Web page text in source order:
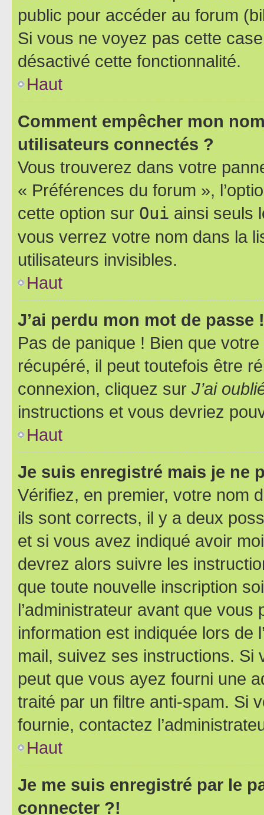
public pour accéder au forum
Si vous ne voyez pas cette
désactivé cette fonctionnalité.
Haut
Comment empêcher mon
utilisateurs connectés ?
Vous trouverez dans votre
« Préférences du forum »,
cette option sur Oui ainsi seuls
vous verrez votre nom dans la
utilisateurs invisibles.
Haut
J’ai perdu mon mot de passe !
Pas de panique ! Bien que
récupéré, il peut toutefois être
connexion, cliquez sur J’ai
instructions et vous devriez
Haut
Je suis enregistré mais je ne
Vérifiez, en premier, votre nom
ils sont corrects, il y a deux
et si vous avez indiqué avoir
devrez alors suivre les
que toute nouvelle inscription
l’administrateur avant que
information est indiquée lors de
mail, suivez ses instructions. Si
peut que vous ayez fourni une
traité par un filtre anti-spam. Si
fournie, contactez
Haut
Je me suis enregistré par le
connecter ?!